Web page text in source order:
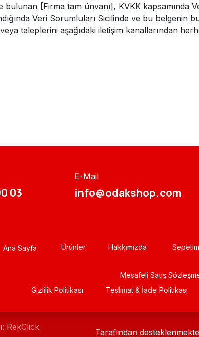
bulunan [Firma tam ünvanı], KVKK kapsamında
Veri Sorumluları Sicilinde ve bu belgenin
taleplerini aşağıdaki iletişim kanallarından
03​​
E-Mail
info@odakshop.com​
Ana Sayfa Ürünler Hakkımızda Sepetim
Mesafeli Satış
Gizlili​k Politikası
Teslimat & İade Politikası
RekClick
Tarafından